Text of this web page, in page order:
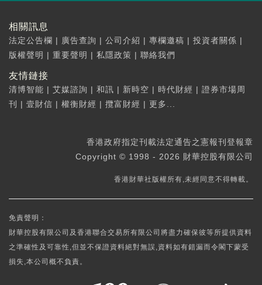
相關訊息
法定公告欄 | 廣告查詢 | 公司介紹 | 專欄邀稿 | 投資者關係 |
版權聲明 | 重要聲明 | 私隱政策 | 聯絡我們
友情鏈接
清博智能 | 艾媒諮詢 | 和訊 | 新時空 | 時代財經 | 證券市場周
刊
| 壹財信 | 權衡財經 | 攬富財經 | 更多...
香港政府指定刊載法定通告之憲報刊登報章
Copyright © 1998 - 2026 財華控股有限公司
香港財華社版權所有,未經同意不得轉載。
免責聲明：
財華控股有限公司及香港聯合交易所有限公司將盡力確保彼等所提供資料
之準確性及可靠性,但並不保證資料絕對無誤,資料如有錯漏而令閣下蒙受
損失,本公司概不負責。